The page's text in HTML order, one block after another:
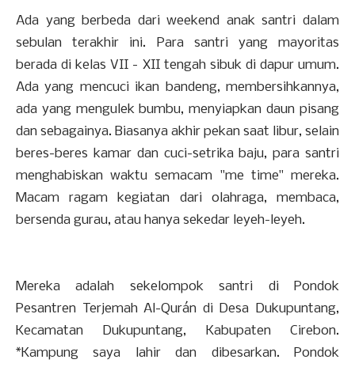
Ada yang berbeda dari weekend anak santri dalam
sebulan terakhir ini. Para santri yang mayoritas
berada di kelas VII - XII tengah sibuk di dapur umum.
Ada yang mencuci ikan bandeng, membersihkannya,
ada yang mengulek bumbu, menyiapkan daun pisang
dan sebagainya. Biasanya akhir pekan saat libur, selain
beres-beres kamar dan cuci-setrika baju, para santri
menghabiskan waktu semacam "me time" mereka.
Macam ragam kegiatan dari olahraga, membaca,
bersenda gurau, atau hanya sekedar leyeh-leyeh.
Mereka adalah sekelompok santri di Pondok
Pesantren Terjemah Al-Qurán di Desa Dukupuntang,
Kecamatan Dukupuntang, Kabupaten Cirebon.
*Kampung saya lahir dan dibesarkan. Pondok